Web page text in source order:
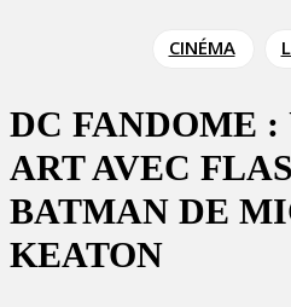
CINÉMA
DC FANDOME :
ART AVEC
BATMAN DE
KEATON